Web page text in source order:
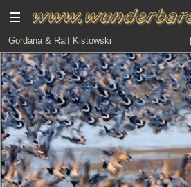
Gordana & Ralf Kistowski